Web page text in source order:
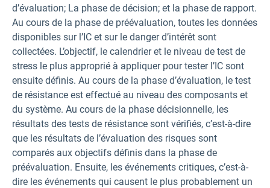
d’évaluation; La phase de décision; et la phase de rapport.
Au cours de la phase de préévaluation, toutes les données
disponibles sur l’IC et sur le danger d’intérêt sont
collectées. L’objectif, le calendrier et le niveau de test de
stress le plus approprié à appliquer pour tester l’IC sont
ensuite définis. Au cours de la phase d’évaluation, le test
de résistance est effectué au niveau des composants et
du système. Au cours de la phase décisionnelle, les
résultats des tests de résistance sont vérifiés, c’est-à-dire
que les résultats de l’évaluation des risques sont
comparés aux objectifs définis dans la phase de
préévaluation. Ensuite, les événements critiques, c’est-à-
dire les événements qui causent le plus probablement un